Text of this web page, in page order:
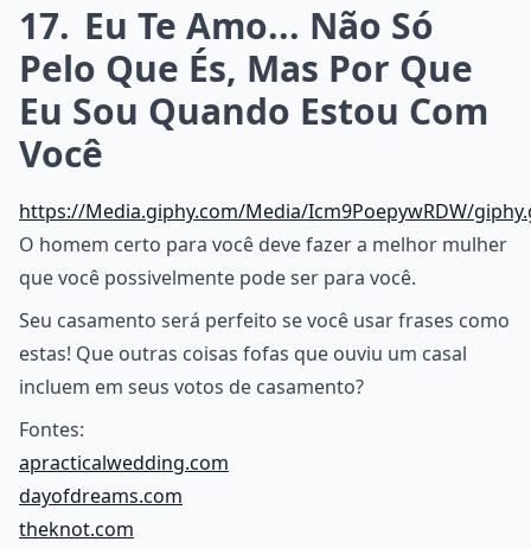
17 Eu Te Amo... Não Só
Pelo Que És, Mas Por Que
Eu Sou Quando Estou Com
Você
https://Media.giphy.com/Media/Icm9PoepywRDW/
O homem certo para você deve fazer a melhor mulher
que você possivelmente pode ser para você.
Seu casamento será perfeito se você usar frases como
estas! Que outras coisas fofas que ouviu um casal
incluem em seus votos de casamento?
Fontes:
apracticalwedding.com
dayofdreams.com
theknot.com